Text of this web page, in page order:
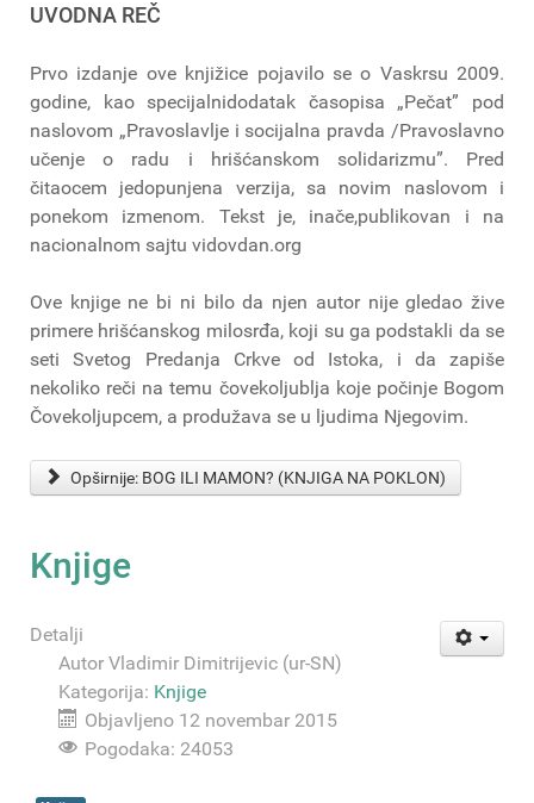
UVODNA REČ
Prvo izdanje ove knjižice pojavilo se o Vaskrsu 2009.
godine, kao specijalnidodatak časopisa „Pečat” pod
naslovom „Pravoslavlje i socijalna pravda /Pravoslavno
učenje o radu i hrišćanskom solidarizmu”. Pred
čitaocem jedopunjena verzija, sa novim naslovom i
ponekom izmenom. Tekst je, inače,publikovan i na
nacionalnom sajtu vidovdan.org
Ove knjige ne bi ni bilo da njen autor nije gledao žive
primere hrišćanskog milosrđa, koji su ga podstakli da se
seti Svetog Predanja Crkve od Istoka, i da zapiše
nekoliko reči na temu čovekoljublja koje počinje Bogom
Čovekoljupcem, a produžava se u ljudima Njegovim.
Opširnije: BOG ILI MAMON? (KNJIGA NA POKLON)
Knjige
Detalji
Autor Vladimir Dimitrijevic (ur-SN)
Kategorija: Knjige
Objavljeno 12 novembar 2015
Pogodaka: 24053